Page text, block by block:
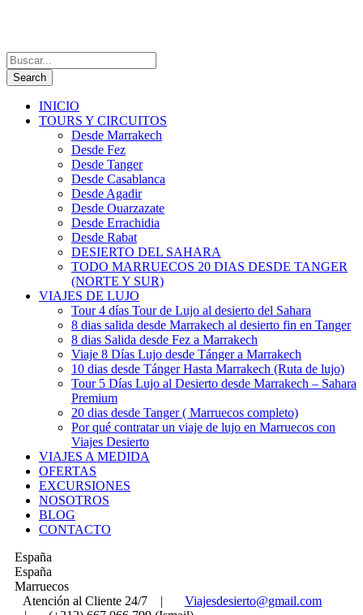
INICIO
TOURS Y CIRCUITOS
Desde Marrakech
Desde Fez
Desde Tanger
Desde Casablanca
Desde Agadir
Desde Ouarzazate
Desde Errachidia
Desde Rabat
DESIERTO DEL SAHARA
TODO MARRUECOS 20 DIAS DESDE TANGER
(NORTE Y SUR)
VIAJES DE LUJO
Tour 4 días Tour de Lujo al desierto del Sahara
8 dias salida desde Marrakech al desierto fin en Tanger
8 dias Salida desde Fez a Marrakech
Viaje 8 Días Lujo desde Tánger a Marrakech
10 dias desde Tánger Hasta Marrakech (Ruta de lujo)
Tour 5 Días Lujo al Desierto desde Marrakech – Sahara
Premium
20 dias desde Tanger ( Marruecos completo)
Por qué contratar un viaje de lujo en Marruecos con
Viajes Desierto
VIAJES A MEDIDA
OFERTAS
EXCURSIONES
NOSOTROS
BLOG
CONTACTO
España
España
Marruecos
Atención al Cliente 24/7
|
Viajesdesierto@gmail.com